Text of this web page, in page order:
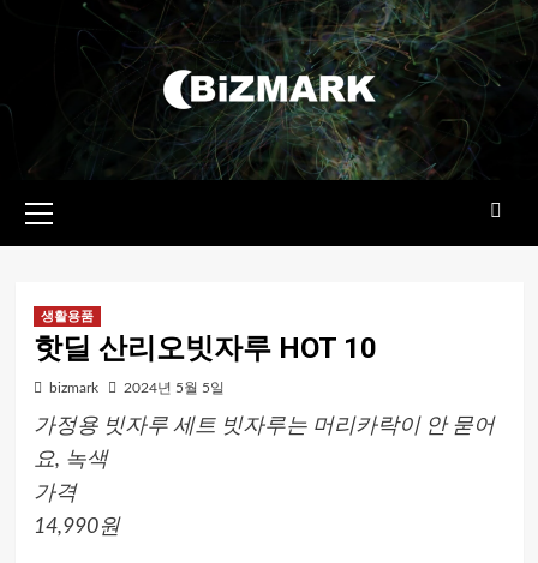
메뉴
생활용품
핫딜 산리오빗자루 HOT 10
bizmark 2024년 5월 5일
가정용 빗자루 세트 빗자루는 머리카락이 안 묻어
요, 녹색
가격
14,990원